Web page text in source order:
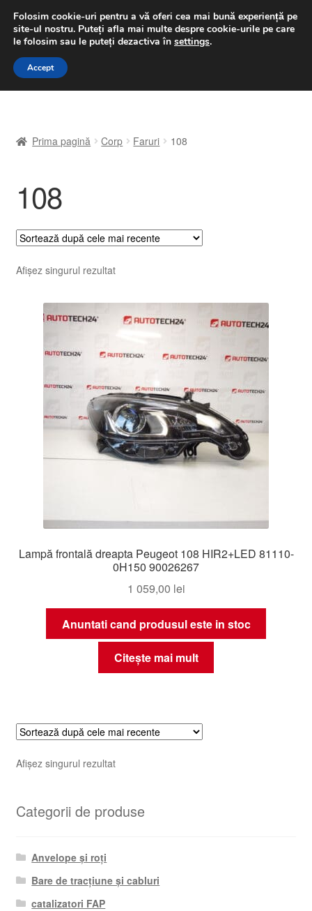
LIVRARE de la 33 lei
luni-vineri 9 a.m. - 4 p.m.031 229 6816
Sari
Sari
A lua legatura
Contul meu
Coș
Despre noi
Finalizare comandă
Plângere
Procedura de reclamație
Termeni si conditii
Prima pagină Corp Faruri 108
108
Afișez singurul rezultat
Lampă frontală dreapta Peugeot 108 HIR2+LED 81110-
0H150 90026267
1 059,00 lei
Anuntati cand produsul este in stoc
Citește mai mult
Afișez singurul rezultat
Categorii de produse
Anvelope și roți
Bare de tracțiune și cabluri
catalizatori FAP
Folosim cookie-uri pentru a vă oferi cea mai bună experiență pe
site-ul nostru. Puteți afla mai multe despre cookie-urile pe care
le folosim sau le puteți dezactiva în settings.
Accept